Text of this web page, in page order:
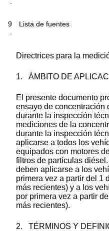
9
Lista de fuentes
Directrices para la
1. ÁMBITO DE
El presente documento
ensayo de concentración
durante la inspección
mediciones de la
durante la inspección
aplicarse a todos los
equipados con motores
filtros de partículas
deben aplicarse a los
primera vez a partir del 1
más recientes) y a los
por primera vez a partir
más recientes).
2. TÉRMINOS Y